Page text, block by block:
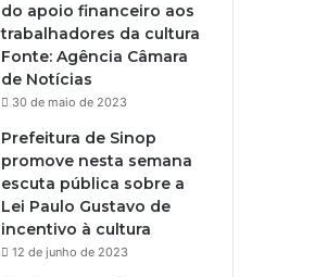
do apoio financeiro aos
trabalhadores da cultura
Fonte: Agência Câmara
de Notícias
30 de maio de 2023
Prefeitura de Sinop
promove nesta semana
escuta pública sobre a
Lei Paulo Gustavo de
incentivo à cultura
12 de junho de 2023